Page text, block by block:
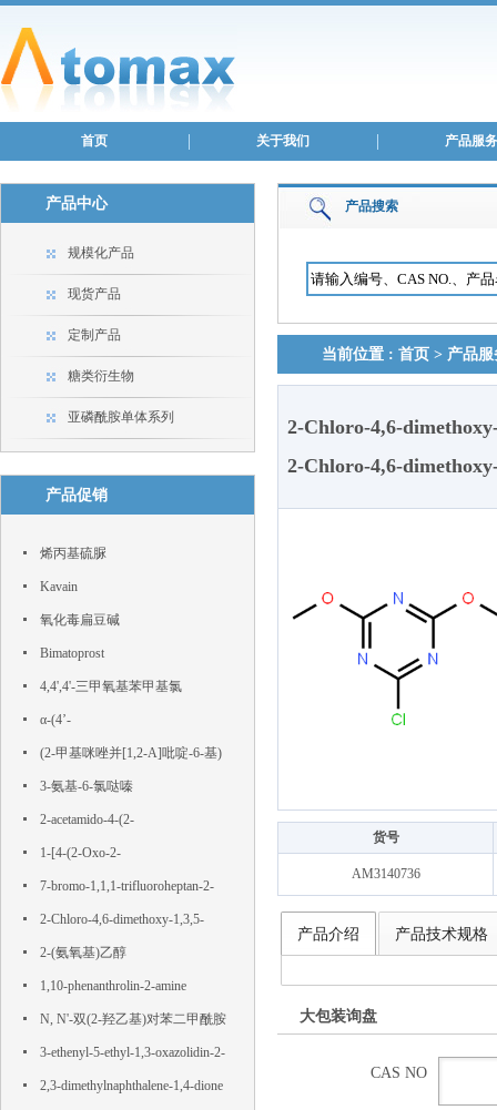
首页 关于我们 产品服务
产品中心
规模化产品
现货产品
定制产品
糖类衍生物
亚磷酰胺单体系列
产品促销
烯丙基硫脲
Kavain
氧化毒扁豆碱
Bimatoprost
4,4',4'-三甲氧基苯甲基氯
α-(4’-
Hydroxyphenyl)phloroacetophenone
(2-甲基咪唑并[1,2-A]吡啶-6-基)
硼酸3-氨基-6-氯哒嗪
2-acetamido-4-(2-
hydroxyethylsulfonyl)benzoic acid
1-[4-(2-Oxo-2-
phenylacetyl)phenyl]-2-phenylethane-
1,2-dione
7-bromo-1,1,1-trifluoroheptan-2-
one2-Chloro-4,6-dimethoxy-1,3,5-
triazine2-(氨氧基)乙醇
1,10-phenanthrolin-2-amine
N, N'-双(2-羟乙基)对苯二甲酰胺
3-ethenyl-5-ethyl-1,3-oxazolidin-2-
one2,3-dimethylnaphthalene-1,4-dione
产品搜索
当前位置 : 首页 > 产品服
2-Chloro-4,6-
2-Chloro-4,6-
货号
AM3140736
产品介绍 产品技术规格
大包装询盘
CAS NO